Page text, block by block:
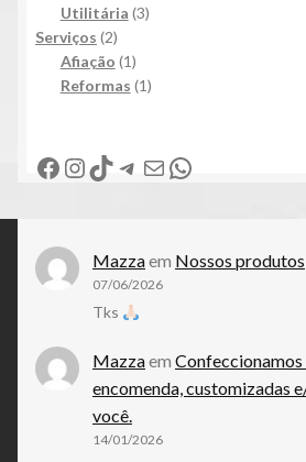
Utilitária 33
Serviços 22
produtos
Afiação 11
produto
Reformas 11
Facebook
Instagram
TikTok
Telegram
E-mailWhatsApp
Mazzaem Nossos produtos
07/06/2026
Tks
Mazzaem Confeccionamos
encomenda, customizadas
você.
14/01/2026